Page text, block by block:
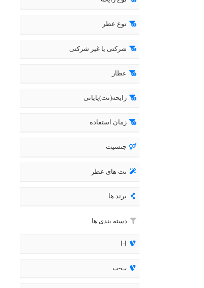
نوع عطر
شرکتی یا غیر شرکتی
عطار
رایحه(نت)پایانی
زمان استفاده
جنسیت
نت های عطر
برند ها
دسته بندی ها
ا-ا
ب-ب